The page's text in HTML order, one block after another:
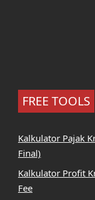
FREE TOOLS
Kalkulator Pajak
Final)
Kalkulator Profit
Fee